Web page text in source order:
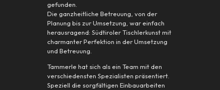
gefunden.
Die ganzheitliche Betreuung, von der
Planung bis zur Umsetzung, war einfach
herausragend: Südtiroler Tischlerkunst mit
charmanter Perfektion in der Umsetzung
und Betreuung.
Tammerle hat sich als ein Team mit den
verschiedensten Spezialisten präsentiert.
Speziell die sorgfältigen Einbauarbeiten